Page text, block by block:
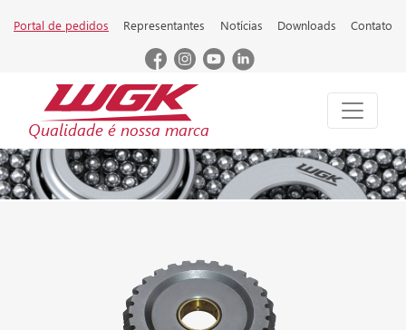
Portal de pedidos Representantes Notícias Downloads Contato
Qualidade é nossa marca